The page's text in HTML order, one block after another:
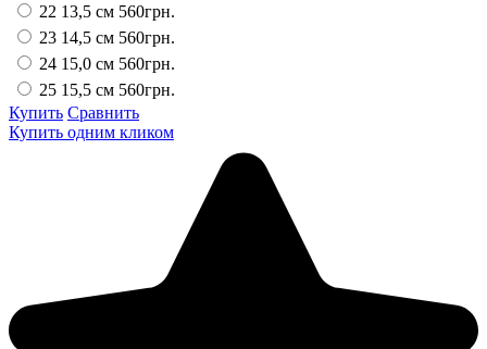
22 13,5 см 560грн.
23 14,5 см 560грн.
24 15,0 см 560грн.
25 15,5 см 560грн.
Купить Сравнить
Купить одним кликом